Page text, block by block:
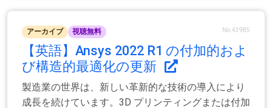
アーカイブ 視聴無料 No.43985
【英語】Ansys 2022 R1 の付加的およ
び構造的最適化の更新
製造業の世界は、新しい革新的な技術の導入により
成長を続けています。3D プリンティングまたは付加